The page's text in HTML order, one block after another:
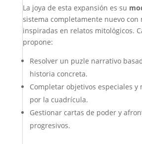
La joya de esta expansión es su
sistema completamente nuevo con
inspiradas en relatos mitológicos.
propone:
Resolver un puzle narrativo
historia concreta.
Completar objetivos especiales y
por la cuadrícula.
Gestionar cartas de poder y
progresivos.